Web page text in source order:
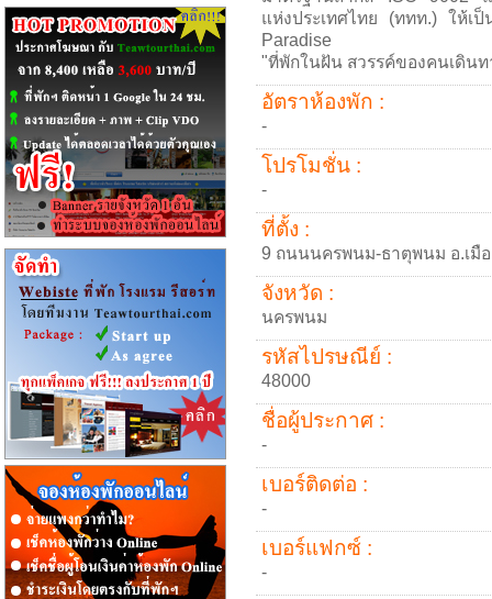
แห่งประเทศไทย (ททท.) ให้
Paradise
"ที่พักในฝัน สวรรค์ของคนเดินท
อัตราห้องพัก :
-
โปรโมชั่น :
-
ที่ตั้ง :
9 ถนนนครพนม-ธาตุพนม อ.เมื
จังหวัด :
นครพนม
รหัสไปรษณีย์ :
48000
ชื่อผู้ประกาศ :
-
เบอร์ติดต่อ :
-
เบอร์แฟกซ์ :
-